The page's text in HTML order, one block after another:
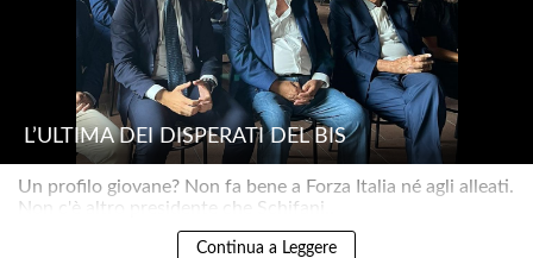
L’ULTIMA DEI DISPERATI DEL BIS
Un profilo giovane? Non fa bene a Forza Italia né agli alleati.
Non c'è altro presidente che Schifani..
Continua a Leggere